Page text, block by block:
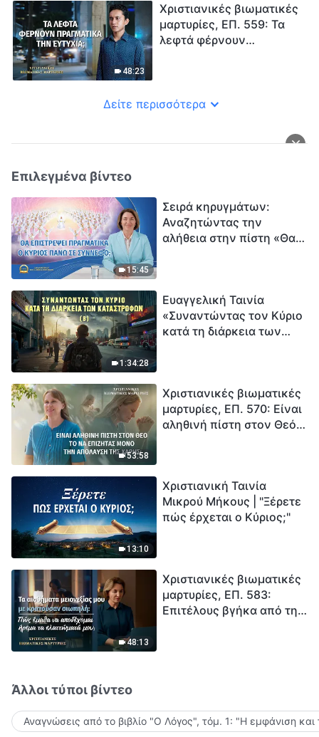
48:23
Χριστιανικές βιωματικές
μαρτυρίες, ΕΠ. 559: Τα
λεφτά φέρνουν
Δείτε περισσότερα
Επιλεγμένα βίντεο
15:45
Σειρά κηρυγμάτων:
Αναζητώντας την
αλήθεια στην πίστη «Θα
1:34:28
Ευαγγελική Ταινία
«Συναντώντας τον Κύριο
κατά τη διάρκεια των
εξαφάνισης». Οι
καταστροφές χτυπούν.
Ξεκινά η αντίστροφη
53:58
Χριστιανικές βιωματικές
μαρτυρίες, ΕΠ. 570: Είναι
αληθινή πίστη στον Θεό
13:10
Χριστιανική Ταινία
Μικρού Μήκους | "Ξέρετε
πώς έρχεται ο Κύριος;"
48:13
Χριστιανικές βιωματικές
μαρτυρίες, ΕΠ. 583:
Επιτέλους βγήκα από τη
Άλλοι τύποι βίντεο
Αναγνώσεις από το βιβλίο "Ο Λόγος", τόμ. 1: "Η εμφάνιση